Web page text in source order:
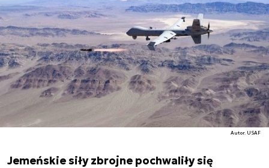
Autor. USAF
Jemeńskie siły zbrojne pochwaliły się